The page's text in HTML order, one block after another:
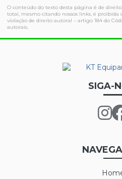
O conteúdo do texto desta página é de
total, mesmo citando nossos links, é
violação de direito autoral – artigo 184 do
autorais
SIGA-